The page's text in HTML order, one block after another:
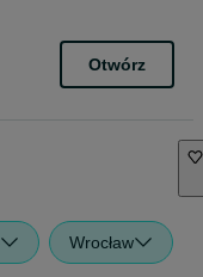
Otwórz
Wrocław